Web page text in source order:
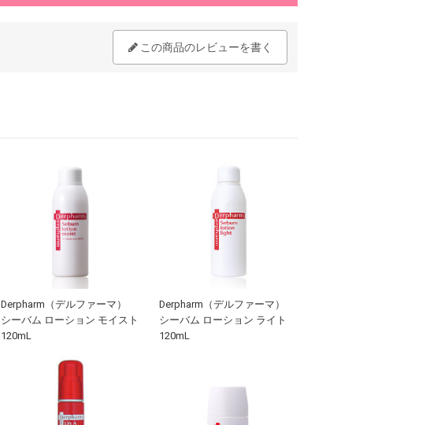
この商品のレビューを書く
Derpharm（デルファーマ）
シーバム ローション モイスト
120mL
Derpharm（デルファーマ）
シーバム ローション ライト
120mL